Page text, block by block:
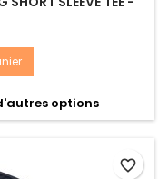
options
favorite_border